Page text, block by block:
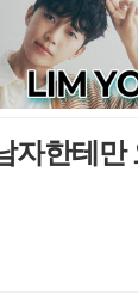
자한테